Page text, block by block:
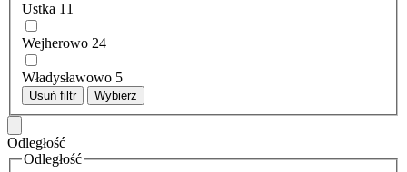
Ustka 11
Wejherowo 24
Władysławowo 5
Usuń filtr Wybierz
Odległość
Odległość